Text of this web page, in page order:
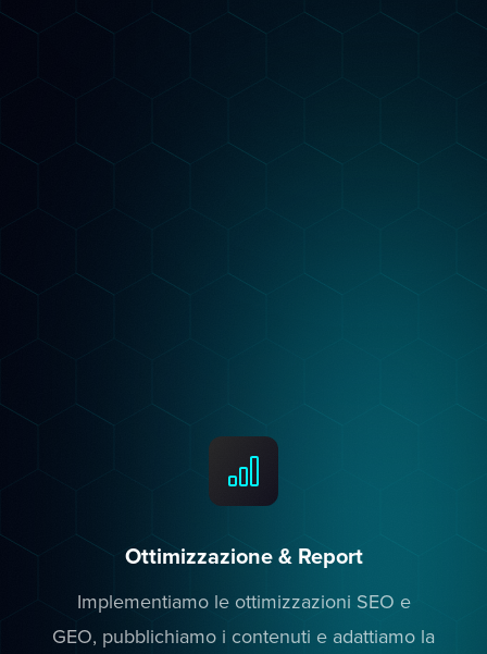
settore: keyword per Google, contenuti per i
Ottimizzazione & Report
Implementiamo le ottimizzazioni SEO e
GEO, pubblichiamo i contenuti e adattiamo la